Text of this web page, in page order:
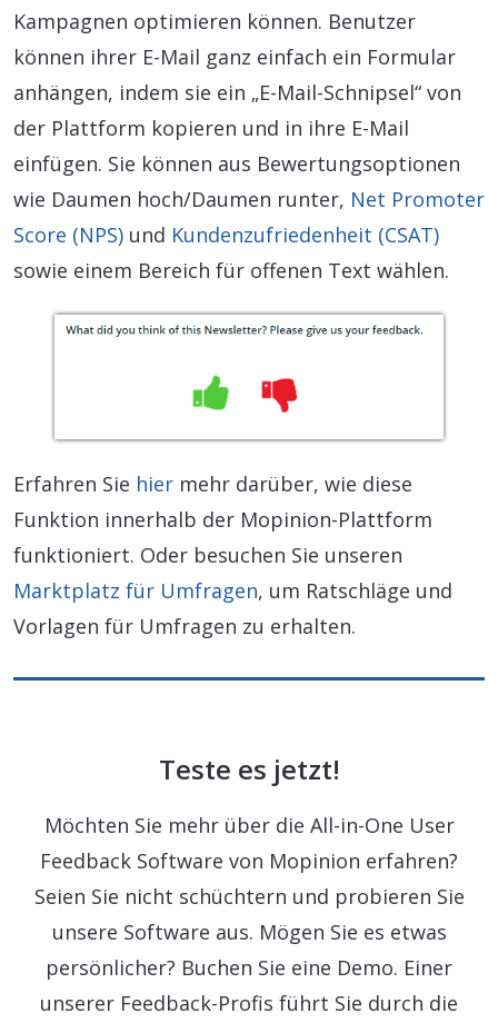
Kampagnen optimieren können. Benutzer
können ihrer E-Mail ganz einfach ein Formular
anhängen, indem sie ein „E-Mail-Schnipsel“ von
der Plattform kopieren und in ihre E-Mail
einfügen. Sie können aus Bewertungsoptionen
wie Daumen hoch/Daumen runter, Net Promoter
Score (NPS) und Kundenzufriedenheit (CSAT)
sowie einem Bereich für offenen Text wählen.
Erfahren Sie hier mehr darüber, wie diese
Funktion innerhalb der Mopinion-Plattform
funktioniert. Oder besuchen Sie unseren
Marktplatz für Umfragen, um Ratschläge und
Vorlagen für Umfragen zu erhalten.
Teste es jetzt!
Möchten Sie mehr über die All-in-One User
Feedback Software von Mopinion erfahren?
Seien Sie nicht schüchtern und probieren Sie
unsere Software aus. Mögen Sie es etwas
persönlicher? Buchen Sie eine Demo. Einer
unserer Feedback-Profis führt Sie durch die